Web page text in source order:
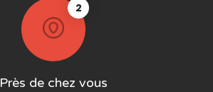
2
Près de chez vous